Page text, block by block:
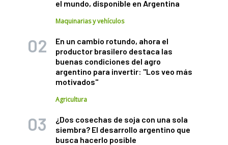
el mundo, disponible en Argentina
Maquinarias y vehículos
En un cambio rotundo, ahora el
productor brasilero destaca las
buenas condiciones del agro
argentino para invertir: "Los veo más
motivados"
Agricultura
¿Dos cosechas de soja con una sola
siembra? El desarrollo argentino que
busca hacerlo posible